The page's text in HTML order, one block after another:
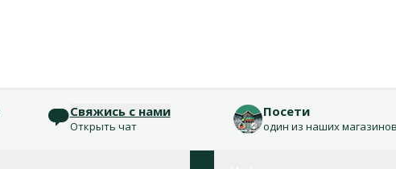
Свяжись с нами
Открыть чат
Посети
один из наших